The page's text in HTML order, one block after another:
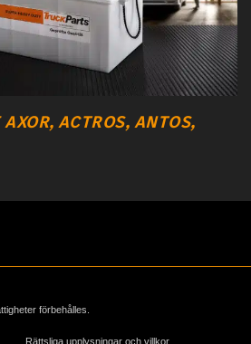
ACTROS, ANTOS,
förbehålles.
Rättsliga upplysningar och villkor